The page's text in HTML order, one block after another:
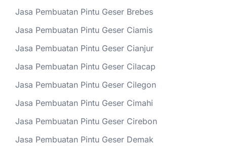
Jasa Pembuatan Pintu Geser Brebes
Jasa Pembuatan Pintu Geser Ciamis
Jasa Pembuatan Pintu Geser Cianjur
Jasa Pembuatan Pintu Geser Cilacap
Jasa Pembuatan Pintu Geser Cilegon
Jasa Pembuatan Pintu Geser Cimahi
Jasa Pembuatan Pintu Geser Cirebon
Jasa Pembuatan Pintu Geser Demak